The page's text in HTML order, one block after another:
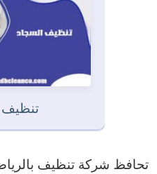
تنظيف
تحافظ شركة تنظيف